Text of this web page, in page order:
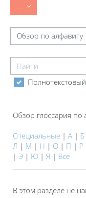
... Экспорт записей
Обзор глоссария по
Найти
Обзор глоссария по
Специальные | А | Б
Л | М | Н | О | П | Р
| Э | Ю | Я | Все
В этом разделе не